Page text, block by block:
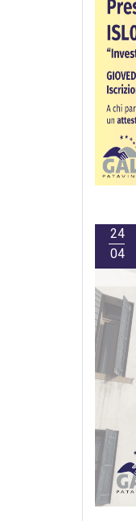
24
04